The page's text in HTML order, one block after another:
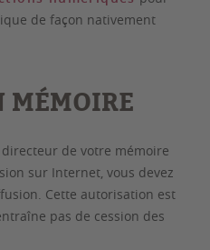
de façon nativement
MÉMOIRE
de votre mémoire
sur Internet, vous devez
Cette autorisation est
pas de cession des